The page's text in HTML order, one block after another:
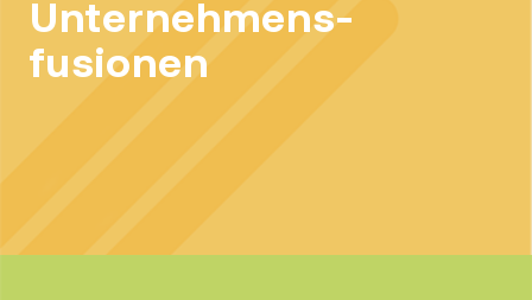
Unternehmens-
fusionen